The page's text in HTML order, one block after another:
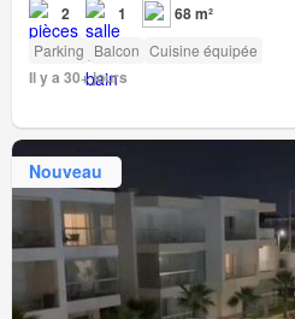
2 1 68 m²
Parking Balcon Cuisine équipée
Il y a 30+ jours
Nouveau